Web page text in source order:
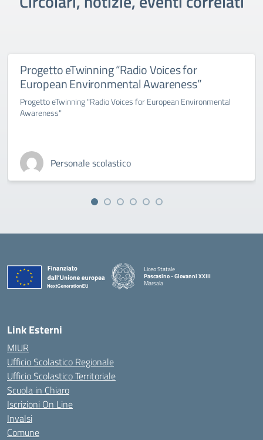
Progetto eTwinning “Radio Voices for
European Environmental Awareness”
Progetto eTwinning "Radio Voices for European Environmental
Awareness"
Personale scolastico
Liceo Statale
Pascasino - Giovanni XXIII
Marsala
Link Esterni
MIUR
Ufficio Scolastico Regionale
Ufficio Scolastico Territoriale
Scuola in Chiaro
Iscrizioni On Line
Invalsi
Comune